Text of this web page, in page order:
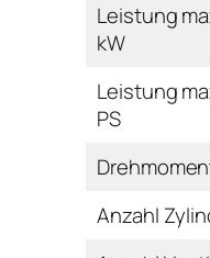
Leistung
kW
Leistung
PS
Anzahl